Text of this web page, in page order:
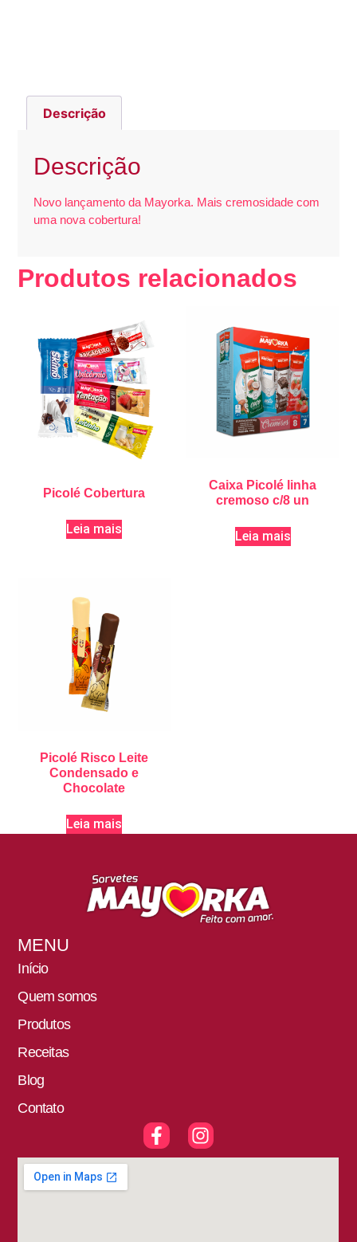
Descrição
Descrição
Novo lançamento da Mayorka. Mais cremosidade com
uma nova cobertura!
Produtos relacionados
Picolé Cobertura
Leia mais
Caixa Picolé linha
cremoso c/8 un
Leia mais
Picolé Risco Leite
Condensado e
Chocolate
Leia mais
MENU
Início
Quem somos
Produtos
Receitas
Blog
Contato